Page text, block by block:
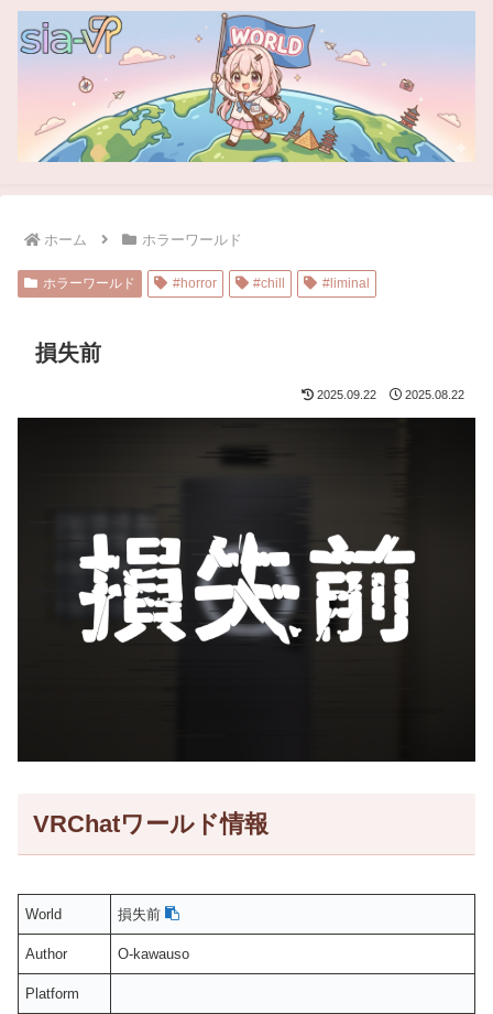
ホーム ホラーワールド
ホラーワールド #horror #chill #liminal
損失前
2025.09.22 2025.08.22
VRChatワールド情報
World 損失前
Author O-kawauso
Platform